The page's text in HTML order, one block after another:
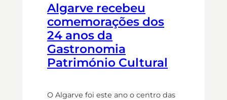
Algarve recebeu
comemorações dos
24 anos da
Gastronomia
Património Cultural
O Algarve foi este ano o centro das